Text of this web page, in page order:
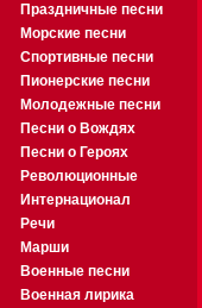
Праздничные песни
Морские песни
Спортивные песни
Пионерские песни
Молодежные песни
Песни о Вождях
Песни о Героях
Революционные
Интернационал
Речи
Марши
Военные песни
Военная лирика